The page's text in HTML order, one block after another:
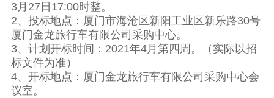
3月27日17:00时整。
2、投标地点：厦门市海沧区新阳工业区新乐路30号
厦门金龙旅行车有限公司采购中心。
3、计划开标时间：2021年4月第四周。（实际以招
标文件为准）
4、开标地点：厦门金龙旅行车有限公司采购中心会
议室。